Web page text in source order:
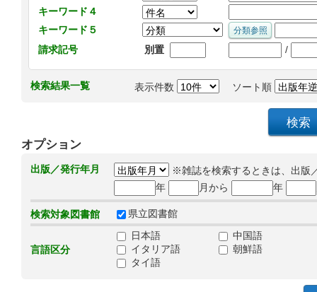
キーワード４
キーワード５
請求記号
別置 /
検索結果一覧 表示件数 ソート順
オプション
出版／発行年月
※雑誌を検索するときは、出版
年
月から 年
検索対象図書館 県立図書館
言語区分
日本語
中国語
イタリア語
朝鮮語
タイ語